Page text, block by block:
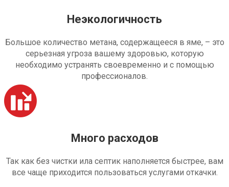
Неэкологичность
Большое количество метана, содержащееся в яме, – это
серьезная угроза вашему здоровью, которую
необходимо устранять своевременно и с помощью
профессионалов.
Много расходов
Так как без чистки ила септик наполняется быстрее, вам
все чаще приходится пользоваться услугами откачки.